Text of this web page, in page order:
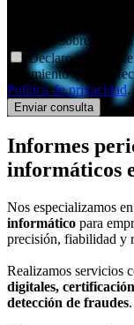
Información
detallada sobre
Declaro haber
tratamiento que se
Política de privacidad.
Informes
informáticos
Nos especializamos
informático para
precisión, fiabilidad y
Realizamos servicios
digitales,
detección de fraudes.